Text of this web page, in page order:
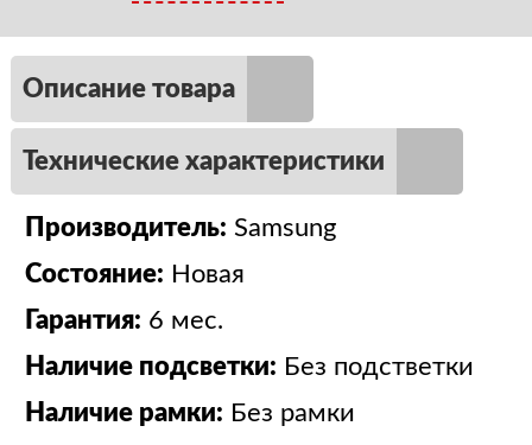
Описание товара
Технические характеристики
Производитель: Samsung
Состояние: Новая
Гарантия: 6 мес.
Наличие подсветки: Без подстветки
Наличие рамки: Без рамки